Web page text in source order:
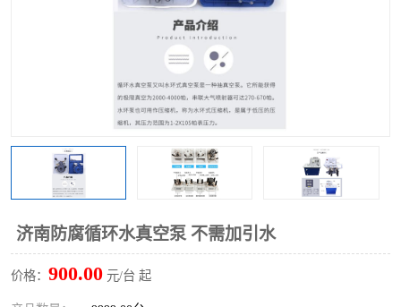
济南防腐循环水真空泵 不需加引水
价格： 900.00 元/台 起